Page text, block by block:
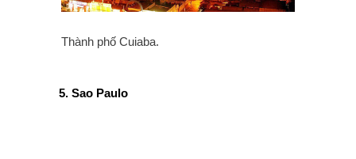
Thành phố Cuiaba.
5. Sao Paulo